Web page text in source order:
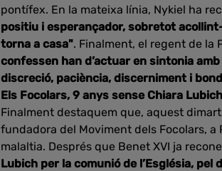
pontífex. En la mateixa línia, Nykiel ha
positiu i esperançador, sobretot
torna a casa". Finalment, el regent de la
confessen han d’actuar en sintonia
discreció, paciència, discerniment i
Els Focolars, 9 anys sense Chiara Lubich
Finalment destaquem que, aquest
fundadora del Moviment dels Focolars, a
malaltia. Després que Benet XVI ja
Lubich per la comunió de l’Església,